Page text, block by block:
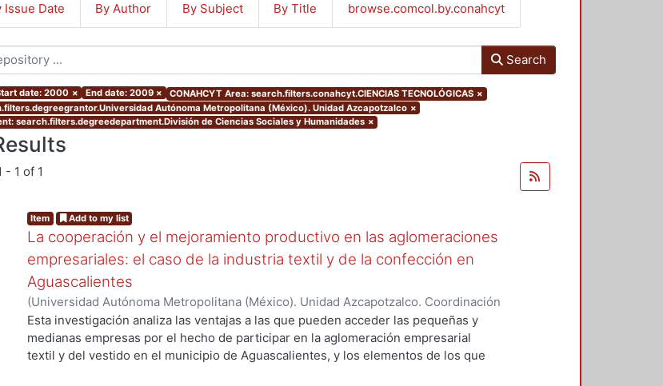
Issue Date By Author By Subject By Title browse.comcol.by.conahcyt
Search
date: 2000 × End date: 2009 × CONAHCYT Area: search.filters.conahcyt.CIENCIAS TECNOLÓGICAS ×
Autónoma Metropolitana (México). Unidad Azcapotzalco ×
search.filters.degreedepartment.División de Ciencias Sociales y Humanidades ×
- 1 of 1
Item Add to my list
La cooperación y el mejoramiento productivo en las aglomeraciones
empresariales: el caso de la industria textil y de la confección en
Aguascalientes
(Universidad Autónoma Metropolitana (México). Unidad Azcapotzalco. Coordinación
de Servicios de Información.,2006-03 ) GARCIA CASTRO, MARIA BEATRIZ
Esta investigación analiza las ventajas a las que pueden acceder las pequeñas y
medianas empresas por el hecho de participar en la aglomeración empresarial
textil y del vestido en el municipio de Aguascalientes, y los elementos de los que